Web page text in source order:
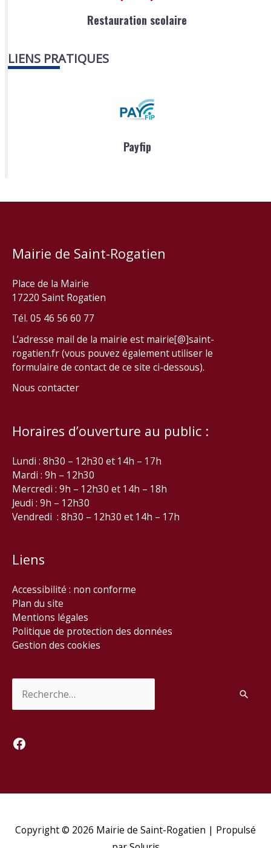
Restauration scolaire
LIENS PRATIQUES
Payfip
Mairie de Saint-Rogatien
Place de la Mairie
17220 Saint Rogatien
Tél. 05 46 56 60 77
L’adresse mail de la mairie est mairie[@]saint-
rogatien.fr (vous pouvez également utiliser le
formulaire de contact de ce site ci-dessous).
Nous contacter
Horaires d’ouverture au public :
Lundi : 8h30 – 12h30 et 14h – 17h
Mardi : 9h – 12h30
Mercredi : 9h – 12h30 et 14h – 18h
Jeudi : 9h – 12h30
Vendredi : 8h30 – 12h30 et 14h – 17h
Liens
Accessibilité : non conforme
Plan du site
Mentions légales
Politique de protection des données
Gestion des cookies
Facebook
Copyright © 2026 Mairie de Saint-Rogatien | Propulsé